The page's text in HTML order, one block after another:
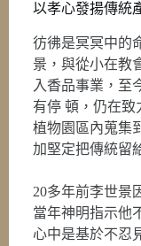
以孝心發揚傳統
彷彿是冥冥中的
景，與從小在教
入香品事業，至
有停 頓，仍在致
植物園區內蒐集
加堅定把傳統留
20多年前李世景
當年神明指示他
心中是基於不忍